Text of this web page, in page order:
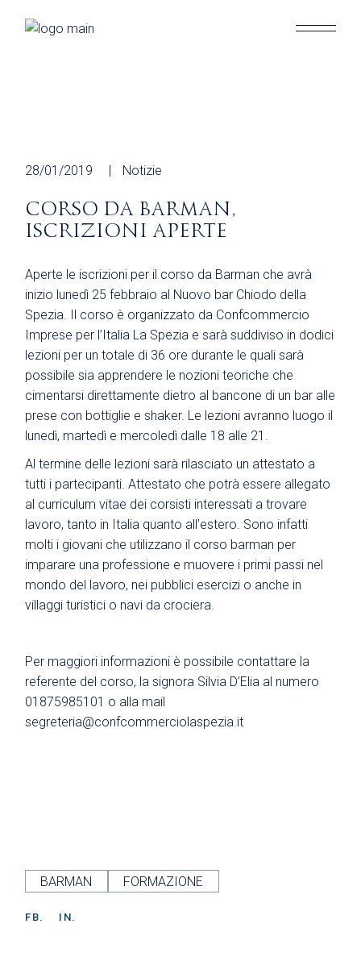
28/01/2019 Notizie
CORSO DA BARMAN,
ISCRIZIONI APERTE
Aperte le iscrizioni per il corso da Barman che avrà
inizio lunedì 25 febbraio al Nuovo bar Chiodo della
Spezia. Il corso è organizzato da Confcommercio
Imprese per l’Italia La Spezia e sarà suddiviso in dodici
lezioni per un totale di 36 ore durante le quali sarà
possibile sia apprendere le nozioni teoriche che
cimentarsi direttamente dietro al bancone di un bar alle
prese con bottiglie e shaker. Le lezioni avranno luogo il
lunedì, martedì e mercoledì dalle 18 alle 21.
Al termine delle lezioni sarà rilasciato un attestato a
tutti i partecipanti. Attestato che potrà essere allegato
al curriculum vitae dei corsisti interessati a trovare
lavoro, tanto in Italia quanto all’estero. Sono infatti
molti i giovani che utilizzano il corso barman per
imparare una professione e muovere i primi passi nel
mondo del lavoro, nei pubblici esercizi o anche in
villaggi turistici o navi da crociera.
Per maggiori informazioni è possibile contattare la
referente del corso, la signora Silvia D’Elia al numero
01875985101 o alla mail
segreteria@confcommerciolaspezia.it
BARMAN FORMAZIONE
FB. IN.